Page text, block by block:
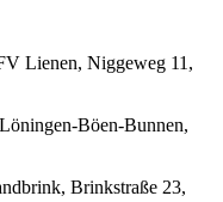
Lienen, Niggeweg 11,
Böen-Bunnen,
Brinkstraße 23,